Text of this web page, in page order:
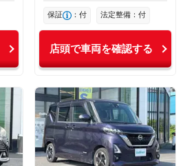
保証 ：付 法定整備：付
店頭で車両を確認する